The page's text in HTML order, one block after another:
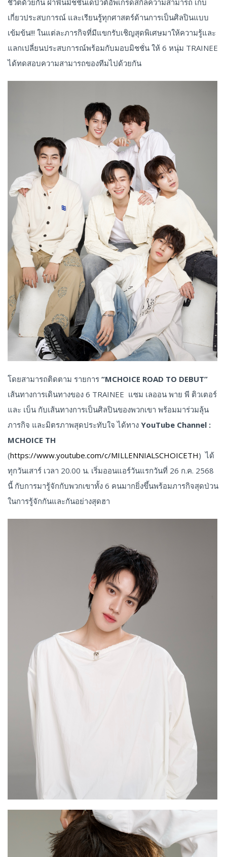
เกี่ยวประสบการณ์ และเรียนรู้ทุกศาสตร์ด้านการเป็นศิลปินแบบ
เข้มข้น!!! ในแต่ละภารกิจที่มีแขกรับเชิญสุดพิเศษมาให้ความรู้และ
แลกเปลี่ยนประสบการณ์พร้อมกับมอบมิชชั่น ให้ 6 หนุ่ม TRAINEE
ได้ทดสอบความสามารถของทีมไปด้วยกัน
โดยสามารถติดตาม รายการ “MCHOICE ROAD TO DEBUT”
เส้นทางการเดินทางของ 6 TRAINEE แซม เลออน พาย พี ติวเตอร์
และ เบ็น กับเส้นทางการเป็นศิลปินของพวกเขา พร้อมมาร่วมลุ้น
ภารกิจ และมิตรภาพสุดประทับใจ ได้ทาง YouTube Channel :
MCHOICE TH
(https://www.youtube.com/c/MILLENNIALSCHOICETH) ได้
ทุกวันเสาร์ เวลา 20.00 น. เริ่มออนแอร์วันแรกวันที่ 26 ก.ค. 2568
นี้ กับการมารู้จักกับพวกเขาทั้ง 6 คนมากยิ่งขึ้นพร้อมภารกิจสุดป่วน
ในการรู้จักกันและกันอย่างสุดฮา